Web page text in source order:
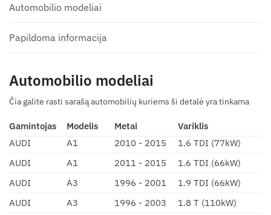
Automobilio modeliai
Papildoma informacija
Automobilio modeliai
Čia galite rasti sarašą automobilių kuriems ši detalė yra tinkama
Gamintojas Modelis Metai
Variklis
AUDI
A1 2010 - 2015
1.6 TDI (77kW)
AUDI
A1 2011 - 2015
1.6 TDI (66kW)
AUDI
A3 1996 - 2001
1.9 TDI (66kW)
AUDI
A3 1996 - 2003
1.8 T (110kW)